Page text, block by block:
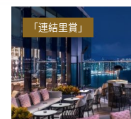
「連結里賞」